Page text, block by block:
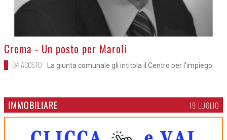
>
Crema - Un posto per Maroli
04 AGOSTO La giunta comunale gli intitola il Centro per l'impiego
IMMOBILIARE 19 LUGLIO